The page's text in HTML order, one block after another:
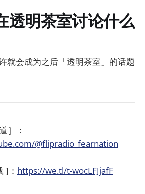
透明茶室讨论什么
就会成为之后「透明茶室」的话题
］：
@flipradio_fearnation
]： https://we.tl/t-wocLFJjafF